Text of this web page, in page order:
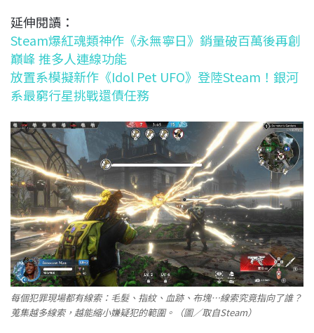
延伸閱讀：
Steam爆紅魂類神作《永無寧日》銷量破百萬後再創
巔峰 推多人連線功能
放置系模擬新作《Idol Pet UFO》登陸Steam！銀河
系最窮行星挑戰還債任務
每個犯罪現場都有線索：毛髮、指紋、血跡、布塊…線索究竟指向了誰？
蒐集越多線索，越能縮小嫌疑犯的範圍。（圖／取自Steam）